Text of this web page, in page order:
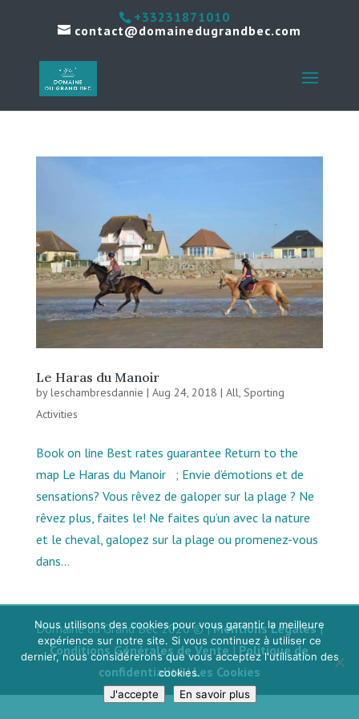
+33231871010
contact@domainedugrandbec.com
Le Haras du Manoir
byleschambresdannie | Aug 24, 2018 | All, Sporting
Activities
Book on line Best rates guarantee Return to the
map Le Haras du Manoir ; Envie d’émotions et de
sensations? Vous rêvez de galoper sur la plage ? Ne
rêvez plus, faites le! Ne faites qu’un avec la nature
et le cheval, galopez sur la plage ou promenez-vous
dans...
Domaine du Grand Bec 2020 © |Mentions Légales|
Conditions Générales de Vente|Politique de
confidentialité|Les Cookies
Nous utilisons des cookies pour vous garantir la meilleure
expérience sur notre site. Si vous continuez à utiliser ce
dernier, nous considérerons que vous acceptez l'utilisation des
cookies.
J'accepte
En savoir plus